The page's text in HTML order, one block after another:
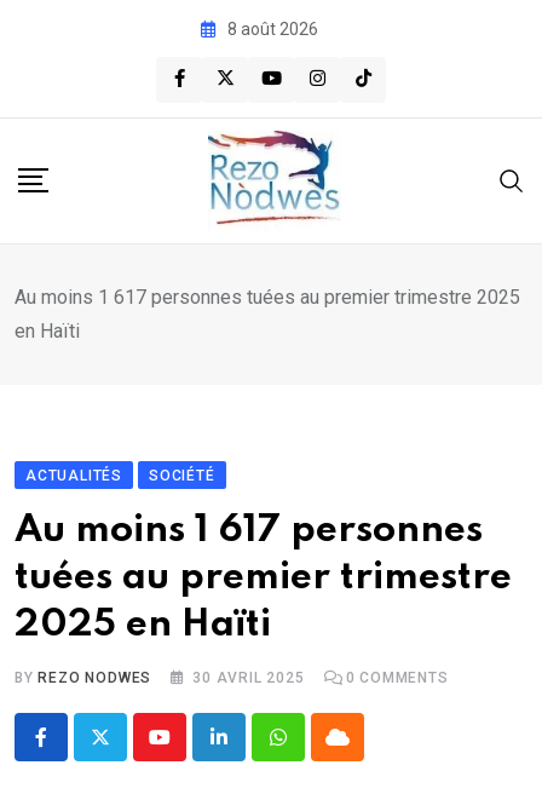
8 août 2026
Au moins 1 617 personnes tuées au premier trimestre 2025
en Haïti
ACTUALITÉS SOCIÉTÉ
Au moins 1 617 personnes
tuées au premier trimestre
2025 en Haïti
BY REZO NODWES 30 AVRIL 2025 0 COMMENTS
YoutubeLinkedInWhatsappCloud